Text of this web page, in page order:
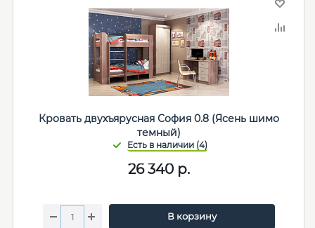
Кровать двухъярусная София 0.8 (Ясень шимо
темный)
26 340 р.
В корзину